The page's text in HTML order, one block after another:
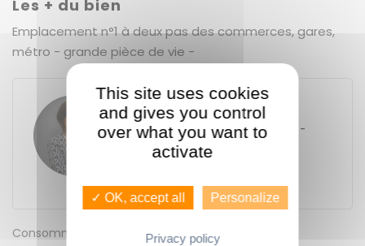
Les + du bien
Emplacement n°1 à deux pas des commerces, gares,
métro - grande pièce de vie -
Eva GUENNO
GUENNO - GUENNO SAINT-HÉLIER -
GARE
44 rue Saint-Hélier
Consommation énergétique E
This site uses cookies
and gives you control
over what you want to
activate
✓ OK, accept all Personalize
Privacy policy